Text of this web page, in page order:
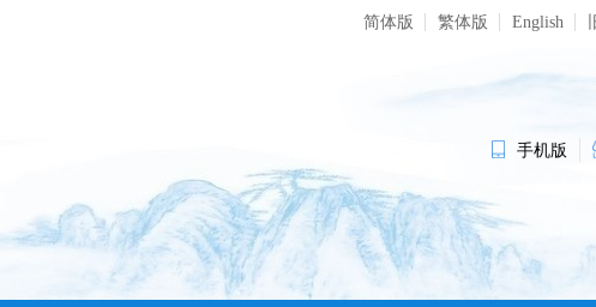
简体版 繁体版 English
手机版